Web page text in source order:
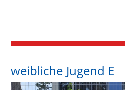
weibliche Jugend E